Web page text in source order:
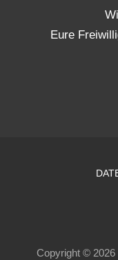
Eure
Copyright © 2026